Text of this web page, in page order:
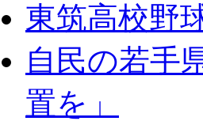
東筑高校野
自民の若手
置を」